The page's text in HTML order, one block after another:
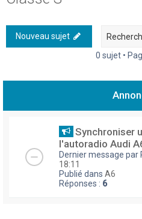
Nouveau sujet
0 sujet •
Synchroniser
l'autoradio Audi
Dernier message par
18:11
Publié dans A6
Réponses : 6